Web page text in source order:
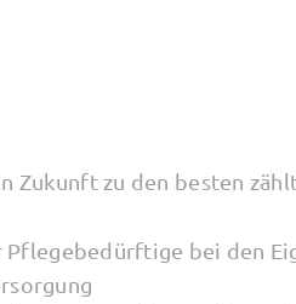
Zukunft zu den besten
bei den